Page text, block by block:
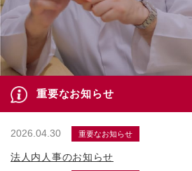
重要なお知らせ
2026.04.30 重要なお知らせ
法人内人事のお知らせ